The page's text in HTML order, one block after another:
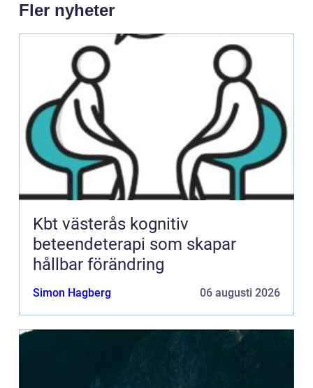
Fler nyheter
Kbt västerås kognitiv
beteendeterapi som skapar
hållbar förändring
Simon Hagberg 06 augusti 2026